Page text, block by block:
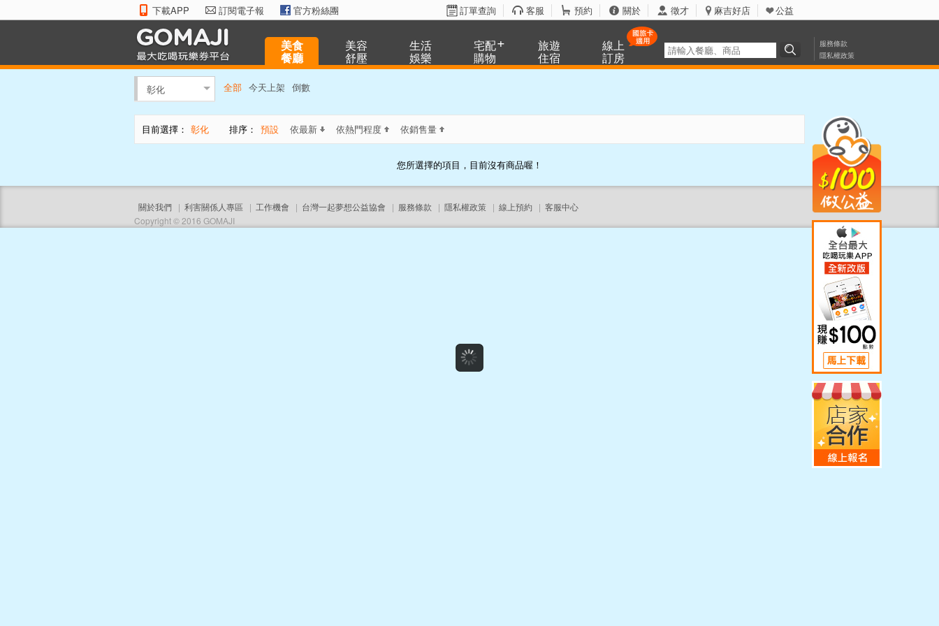
下載APP 訂閱電子報 官方粉絲團 訂單查詢 客服 預約 關於 徵才 麻吉好店 公益
美食
餐廳
美容
舒壓
生活
娛樂
宅配
購物
旅遊
住宿
線上
訂房
服務條款
隱私權政策
彰化 全部 今天上架 倒數
目前選擇： 彰化 排序： 預設 依最新 依熱門程度 依銷售量
您所選擇的項目，目前沒有商品喔！
關於我們 | 利害關係人專區 | 工作機會 | 台灣一起夢想公益協會 | 服務條款 | 隱私權政策 | 線上預約 | 客服中心
Copyright © 2016 GOMAJI